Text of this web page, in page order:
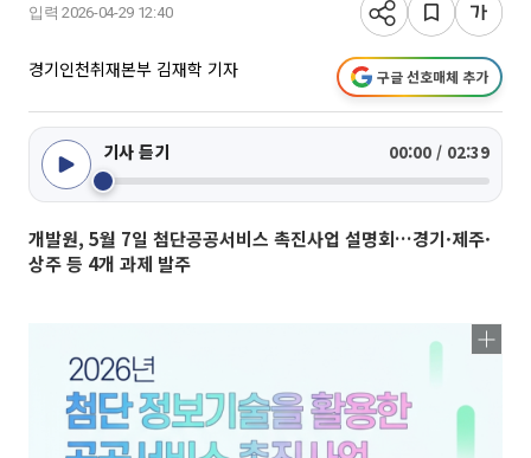
입력 2026-04-29 12:40
경기인천취재본부 김재학 기자 구글 선호매체 추가
기사 듣기 00:00 / 02:39
개발원, 5월 7일 첨단공공서비스 촉진사업 설명회…경기·제주·
상주 등 4개 과제 발주